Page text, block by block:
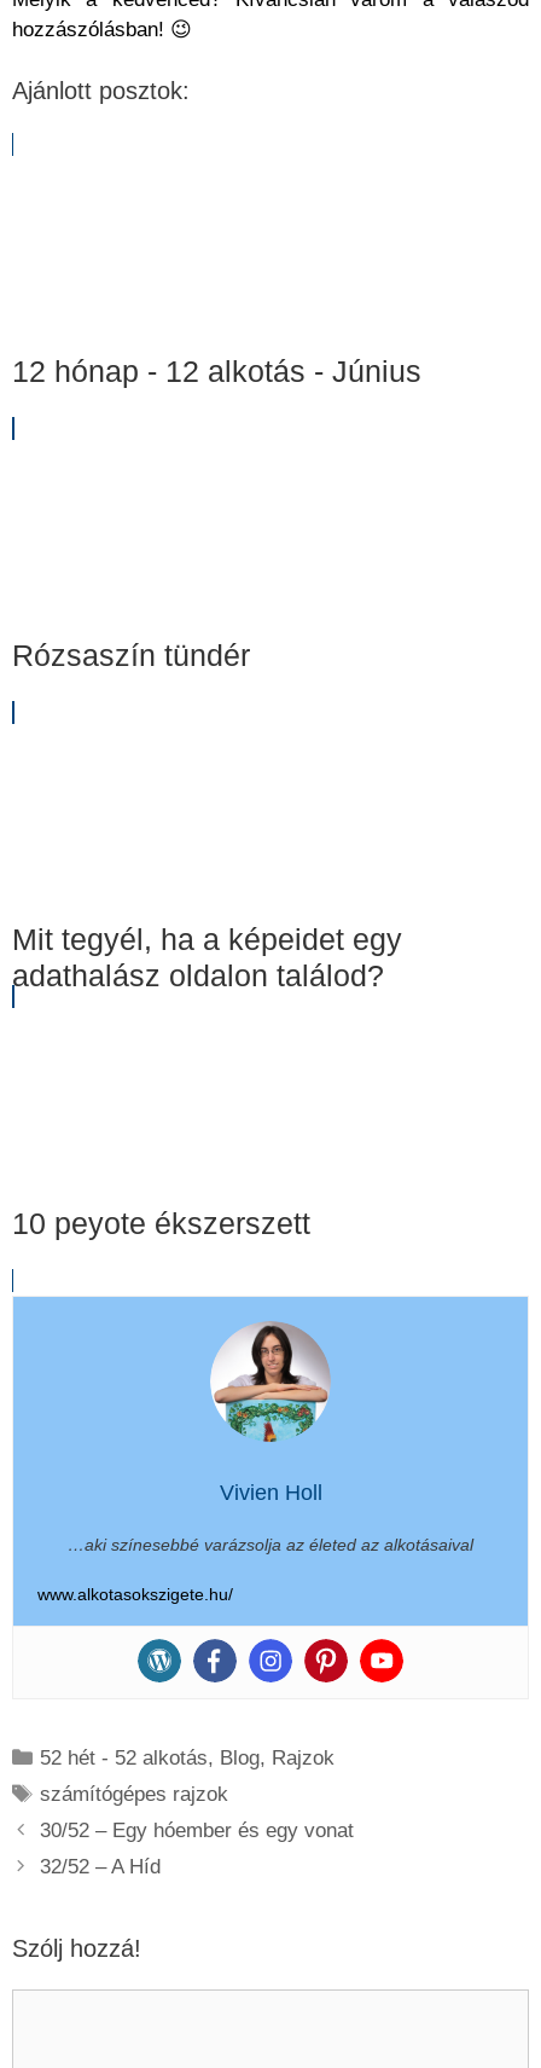
hozzászólásban! 😉
Ajánlott posztok:
12 hónap - 12 alkotás - Június
Rózsaszín tündér
Mit tegyél, ha a képeidet egy
adathalász oldalon találod?
10 peyote ékszerszett
Vivien Holl
…aki színesebbé varázsolja az életed az alkotásaival
www.alkotasokszigete.hu/
Kategória
52 hét - 52 alkotás, Blog, Rajzok
Címkék
számítógépes rajzok
30/52 – Egy hóember és egy vonat
32/52 – A Híd
Szólj hozzá!